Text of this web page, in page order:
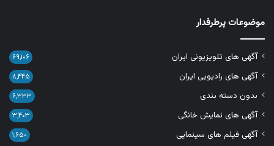
موضوعات پرطرفدار
آگهی های تلویزیونی ایران ۶۹,۱۰۶
آگهی های رادیویی ایران ۸,۴۴۵
بدون دسته بندی ۶,۳۳۳
آگهی های نمایش خانگی ۳,۴۰۳
آگهی فیلم های سینمایی ۱,۶۵۰